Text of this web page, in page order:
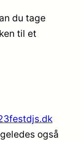
du tage
til et
også